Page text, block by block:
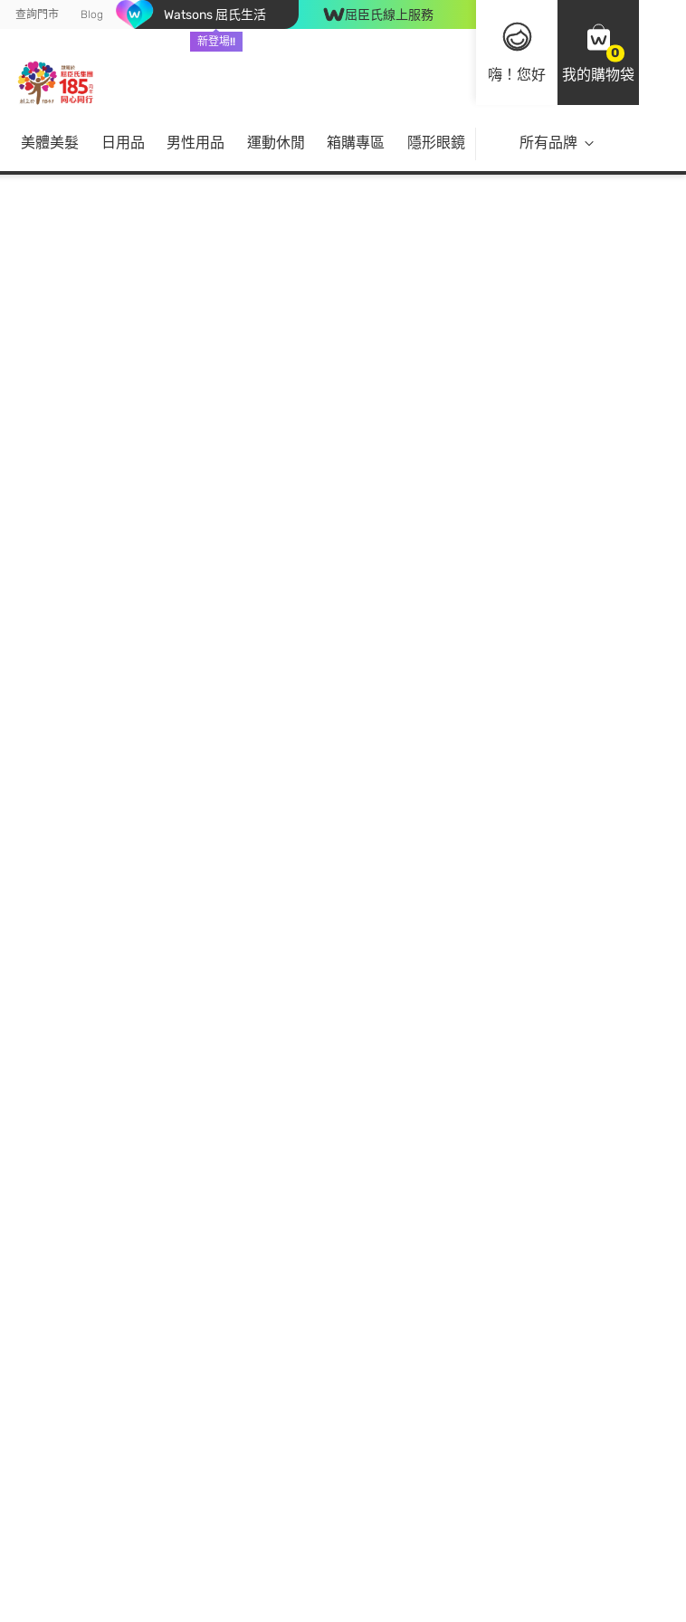
查詢門市 Blog Watsons 屈氏生活
新登場!!
屈臣氏線上服務
嗨！您好
0
我的購物袋
美體美髮 日用品 男性用品 運動休閒 箱購專區 隱形眼鏡 所有品牌